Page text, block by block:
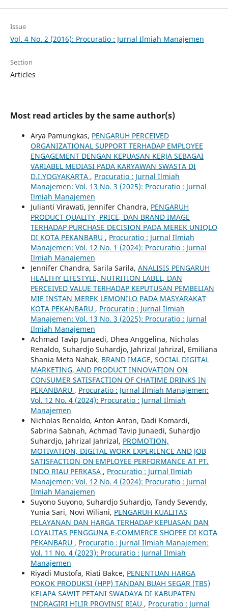
Issue
Vol. 4 No. 2 (2016): Procuratio : Jurnal Ilmiah Manajemen
Section
Articles
Most read articles by the same author(s)
Arya Pamungkas, PENGARUH PERCEIVED
ORGANIZATIONAL SUPPORT TERHADAP EMPLOYEE
ENGAGEMENT DENGAN KEPUASAN KERJA SEBAGAI
VARIABEL MEDIASI PADA KARYAWAN SWASTA DI
D.I.YOGYAKARTA , Procuratio : Jurnal Ilmiah
Manajemen: Vol. 13 No. 3 (2025): Procuratio : Jurnal
Ilmiah Manajemen
Julianti Virawati, Jennifer Chandra, PENGARUH
PRODUCT QUALITY, PRICE, DAN BRAND IMAGE
TERHADAP PURCHASE DECISION PADA MEREK UNIQLO
DI KOTA PEKANBARU , Procuratio : Jurnal Ilmiah
Manajemen: Vol. 12 No. 1 (2024): Procuratio : Jurnal
Ilmiah Manajemen
Jennifer Chandra, Sarila Sarila, ANALISIS PENGARUH
HEALTHY LIFESTYLE, NUTRITION LABEL, DAN
PERCEIVED VALUE TERHADAP KEPUTUSAN PEMBELIAN
MIE INSTAN MEREK LEMONILO PADA MASYARAKAT
KOTA PEKANBARU , Procuratio : Jurnal Ilmiah
Manajemen: Vol. 13 No. 3 (2025): Procuratio : Jurnal
Ilmiah Manajemen
Achmad Tavip Junaedi, Dhea Anggelina, Nicholas
Renaldo, Suhardjo Suhardjo, Jahrizal Jahrizal, Emiliana
Shania Meta Nahak, BRAND IMAGE, SOCIAL DIGITAL
MARKETING, AND PRODUCT INNOVATION ON
CONSUMER SATISFACTION OF CHATIME DRINKS IN
PEKANBARU , Procuratio : Jurnal Ilmiah Manajemen:
Vol. 12 No. 4 (2024): Procuratio : Jurnal Ilmiah
Manajemen
Nicholas Renaldo, Anton Anton, Dadi Komardi,
Sabrina Sabnah, Achmad Tavip Junaedi, Suhardjo
Suhardjo, Jahrizal Jahrizal, PROMOTION,
MOTIVATION, DIGITAL WORK EXPERIENCE AND JOB
SATISFACTION ON EMPLOYEE PERFORMANCE AT PT.
INDO RIAU PERKASA , Procuratio : Jurnal Ilmiah
Manajemen: Vol. 12 No. 4 (2024): Procuratio : Jurnal
Ilmiah Manajemen
Suyono Suyono, Suhardjo Suhardjo, Tandy Sevendy,
Yunia Sari, Novi Wiliani, PENGARUH KUALITAS
PELAYANAN DAN HARGA TERHADAP KEPUASAN DAN
LOYALITAS PENGGUNA E-COMMERCE SHOPEE DI KOTA
PEKANBARU , Procuratio : Jurnal Ilmiah Manajemen:
Vol. 11 No. 4 (2023): Procuratio : Jurnal Ilmiah
Manajemen
Riyadi Mustofa, Riati Bakce, PENENTUAN HARGA
POKOK PRODUKSI (HPP) TANDAN BUAH SEGAR (TBS)
KELAPA SAWIT PETANI SWADAYA DI KABUPATEN
INDRAGIRI HILIR PROVINSI RIAU , Procuratio : Jurnal